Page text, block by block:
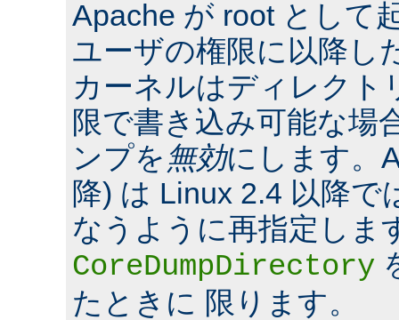
Apache が root として
ユーザの権限に以降し
カーネルはディレクト
限で書き込み可能な場
ンプを無効にします。
降) は Linux 2.4 以降で
なうように再指定しま
CoreDumpDirectory
たときに 限ります。